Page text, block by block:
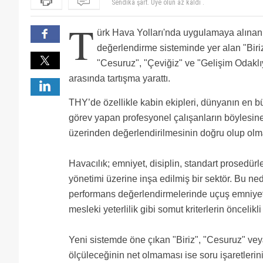
Thy ülkenin göz bebeği, maalesef
Kabiniyle, yer görevlisiyle biz bu ailenin bir
personellere çok yoğun bir baskı uygulanıyor ve
operasyonların sağlıklı ilerlemesi için elimizden
olumsuz etkiliyor. Bizler ayrıcalık değil;
Çünkü mutlu ve değer gören çalışan, hem ekip
görmezden gelinmemesini ve daha adil, saygılı bir
10 yıl görev yapınca herkes bitleniyor
Personellerin birbirini fişlemesi (rapor etmesi)
çöktü çökecek vaziyet alın böyle ayakta kalması
Havacilik emniyetinden uzak gerçekten çocukça
yozlaştirdilar . Havacılığı da çocuk oyuncağı
İnsanlar ile uğraşmak çok zor. Stresli ve çok zor bir
Doktordan fazla maaş alıp hala çok az maaş
T ürk Hava Yolları'nda uygulamaya
değerlendirme sisteminde yer alan
"Cesuruz", "Çeviğiz" ve "Gelişim
arasında tartışma yarattı.
THY’de özellikle kabin ekipleri, dünyanın en
görev yapan profesyonel çalışanların
üzerinden değerlendirilmesinin doğru olup
Havacılık; emniyet, disiplin, standart
yönetimi üzerine inşa edilmiş bir sektör. Bu
performans değerlendirmelerinde uçuş
mesleki yeterlilik gibi somut kriterlerin öncelikli
Yeni sistemde öne çıkan "Biriz", "Cesuruz"
ölçüleceğinin net olmaması ise soru